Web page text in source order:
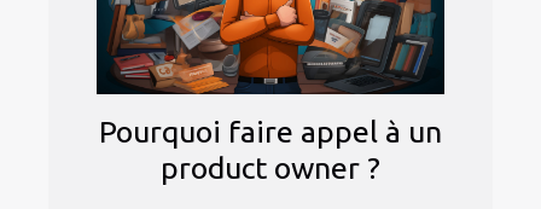
Pourquoi faire appel à un
product owner ?